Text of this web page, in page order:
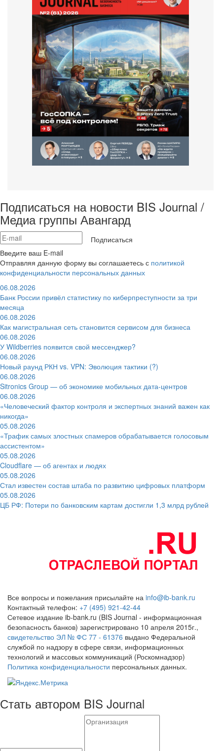
Подписаться на новости BIS Journal /
Медиа группы Авангард
Подписаться
Введите ваш E-mail
Отправляя данную форму вы соглашаетесь с политикой
конфиденциальности персональных данных
06.08.2026
Банк России привёл статистику по киберпреступности за три
месяца
06.08.2026
Как магистральная сеть становится сервисом для бизнеса
06.08.2026
У Wildberries появится свой мессенджер?
06.08.2026
Новый раунд РКН vs. VPN: Эволюция тактики (?)
06.08.2026
Sitronics Group — об экономике мобильных дата-центров
06.08.2026
«Человеческий фактор контроля и экспертных знаний важен как
никогда»
05.08.2026
«Трафик самых злостных спамеров обрабатывается голосовым
ассистентом»
05.08.2026
Cloudflare — об агентах и людях
05.08.2026
Стал известен состав штаба по развитию цифровых платформ
05.08.2026
ЦБ РФ: Потери по банковским картам достигли 1,3 млрд рублей
Все вопросы и пожелания присылайте на info@ib-bank.ru
Контактный телефон: +7 (495) 921-42-44
Сетевое издание ib-bank.ru (BIS Journal - информационная
безопасность банков) зарегистрировано 10 апреля 2015г.,
свидетельство ЭЛ № ФС 77 - 61376 выдано Федеральной
службой по надзору в сфере связи, информационных
технологий и массовых коммуникаций (Роскомнадзор)
Политика конфиденциальности персональных данных.
Стать автором BIS Journal